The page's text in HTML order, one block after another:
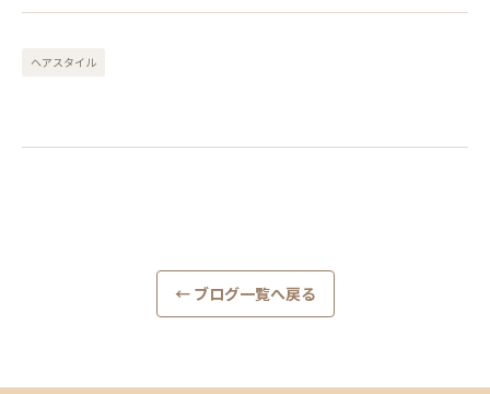
ヘアスタイル
← ブログ一覧へ戻る